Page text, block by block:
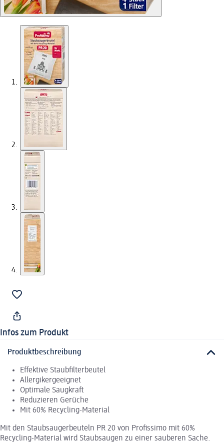
Infos zum Produkt
Produktbeschreibung
Effektive Staubfilterbeutel
Allergikergeeignet
Optimale Saugkraft
Reduzieren Gerüche
Mit 60% Recycling-Material
Mit den Staubsaugerbeuteln PR 20 von Profissimo mit 60%
Recycling-Material wird Staubsaugen zu einer sauberen Sache.